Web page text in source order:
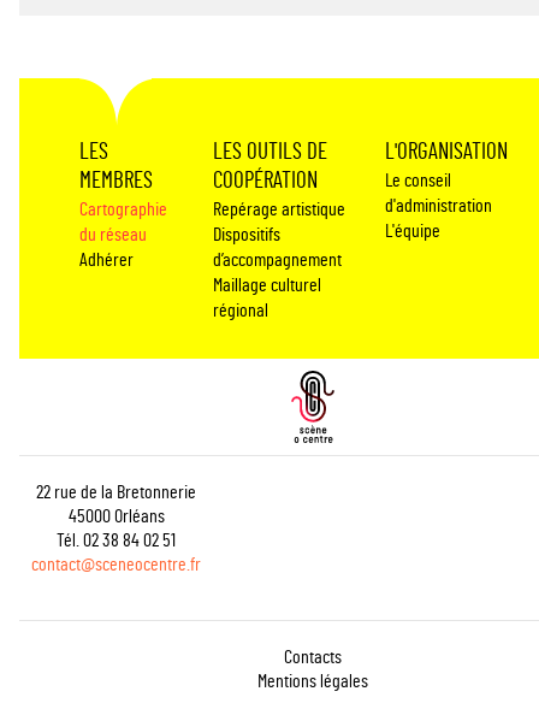
LES
MEMBRES
Cartographie
du réseau
Adhérer
LES OUTILS DE
COOPÉRATION
Repérage artistique
Dispositifs
d’accompagnement
Maillage culturel
régional
L'ORGANISATION
Le conseil
d'administration
L'équipe
22 rue de la Bretonnerie
45000 Orléans
Tél. 02 38 84 02 51
contact@sceneocentre.fr
Contacts
Mentions légales